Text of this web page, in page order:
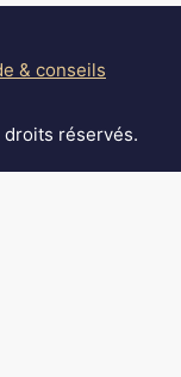
& conseils
réservés.